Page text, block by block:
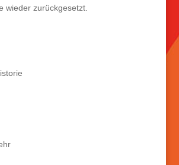
wieder zurückgesetzt.